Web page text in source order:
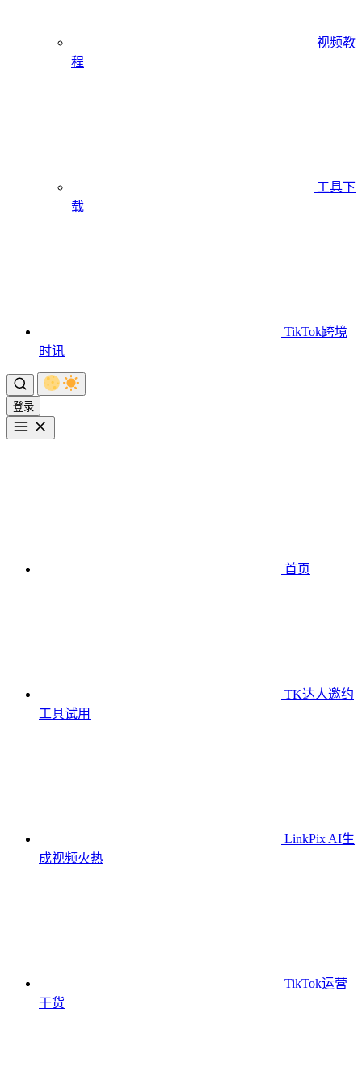
视频教
程
工具下
载
TikTok跨境
时讯
登录
首页
TK达人邀约
工具试用
LinkPix AI生
成视频火热
TikTok运营
干货